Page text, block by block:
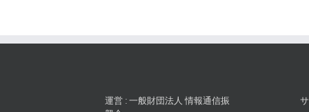
運営 : 一般財団法人 情報通信振